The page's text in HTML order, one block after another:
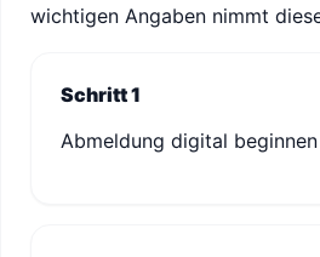
wichtigen Angaben nimmt
Schritt 1
Abmeldung digital beginnen